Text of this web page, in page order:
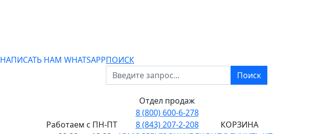
НАПИСАТЬ НАМ WHATSAPPПОИСК
Поиск
Работаем с ПН-ПТ
Отдел продаж
8 (800) 600-6-278
8 (843) 207-2-208
КОРЗИНА